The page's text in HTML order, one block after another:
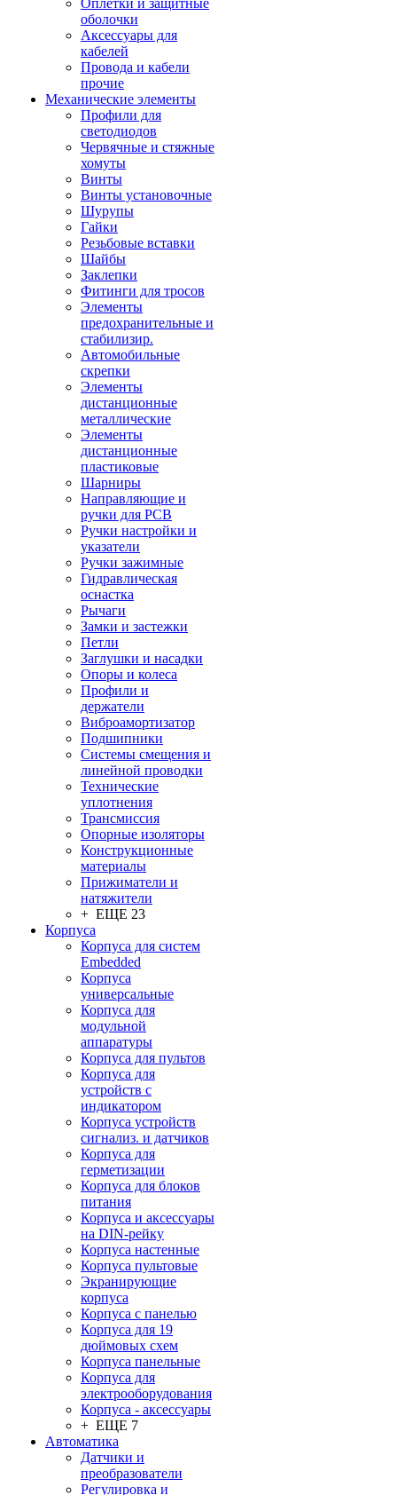
Оплетки и защитные
оболочки
Аксессуары для
кабелей
Провода и кабели
прочие
Механические элементы
Профили для
светодиодов
Червячные и стяжные
хомуты
Винты
Винты установочные
Шурупы
Гайки
Резьбовые вставки
Шайбы
Заклепки
Фитинги для тросов
Элементы
предохранительные и
стабилизир.
Автомобильные
скрепки
Элементы
дистанционные
металлические
Элементы
дистанционные
пластиковые
Шарниры
Направляющие и
ручки для PCB
Ручки настройки и
указатели
Ручки зажимные
Гидравлическая
оснастка
Рычаги
Замки и застежки
Петли
Заглушки и насадки
Опоры и колеса
Профили и
держатели
Виброамортизатор
Подшипники
Системы смещения и
линейной проводки
Технические
уплотнения
Трансмиссия
Опорные изоляторы
Конструкционные
материалы
Прижиматели и
натяжители
+ ЕЩЕ 23
Корпуса
Корпуса для систем
Embedded
Корпуса
универсальные
Корпуса для
модульной
аппаратуры
Корпуса для пультов
Корпуса для
устройств с
индикатором
Корпуса устройств
сигнализ. и датчиков
Корпуса для
герметизации
Корпуса для блоков
питания
Корпуса и аксессуары
на DIN-рейку
Корпуса настенные
Корпуса пультовые
Экранирующие
корпуса
Корпуса с панелью
Корпуса для 19
дюймовых схем
Корпуса панельные
Корпуса для
электрооборудования
Корпуса - аксессуары
+ ЕЩЕ 7
Автоматика
Датчики и
преобразователи
Регулировка и